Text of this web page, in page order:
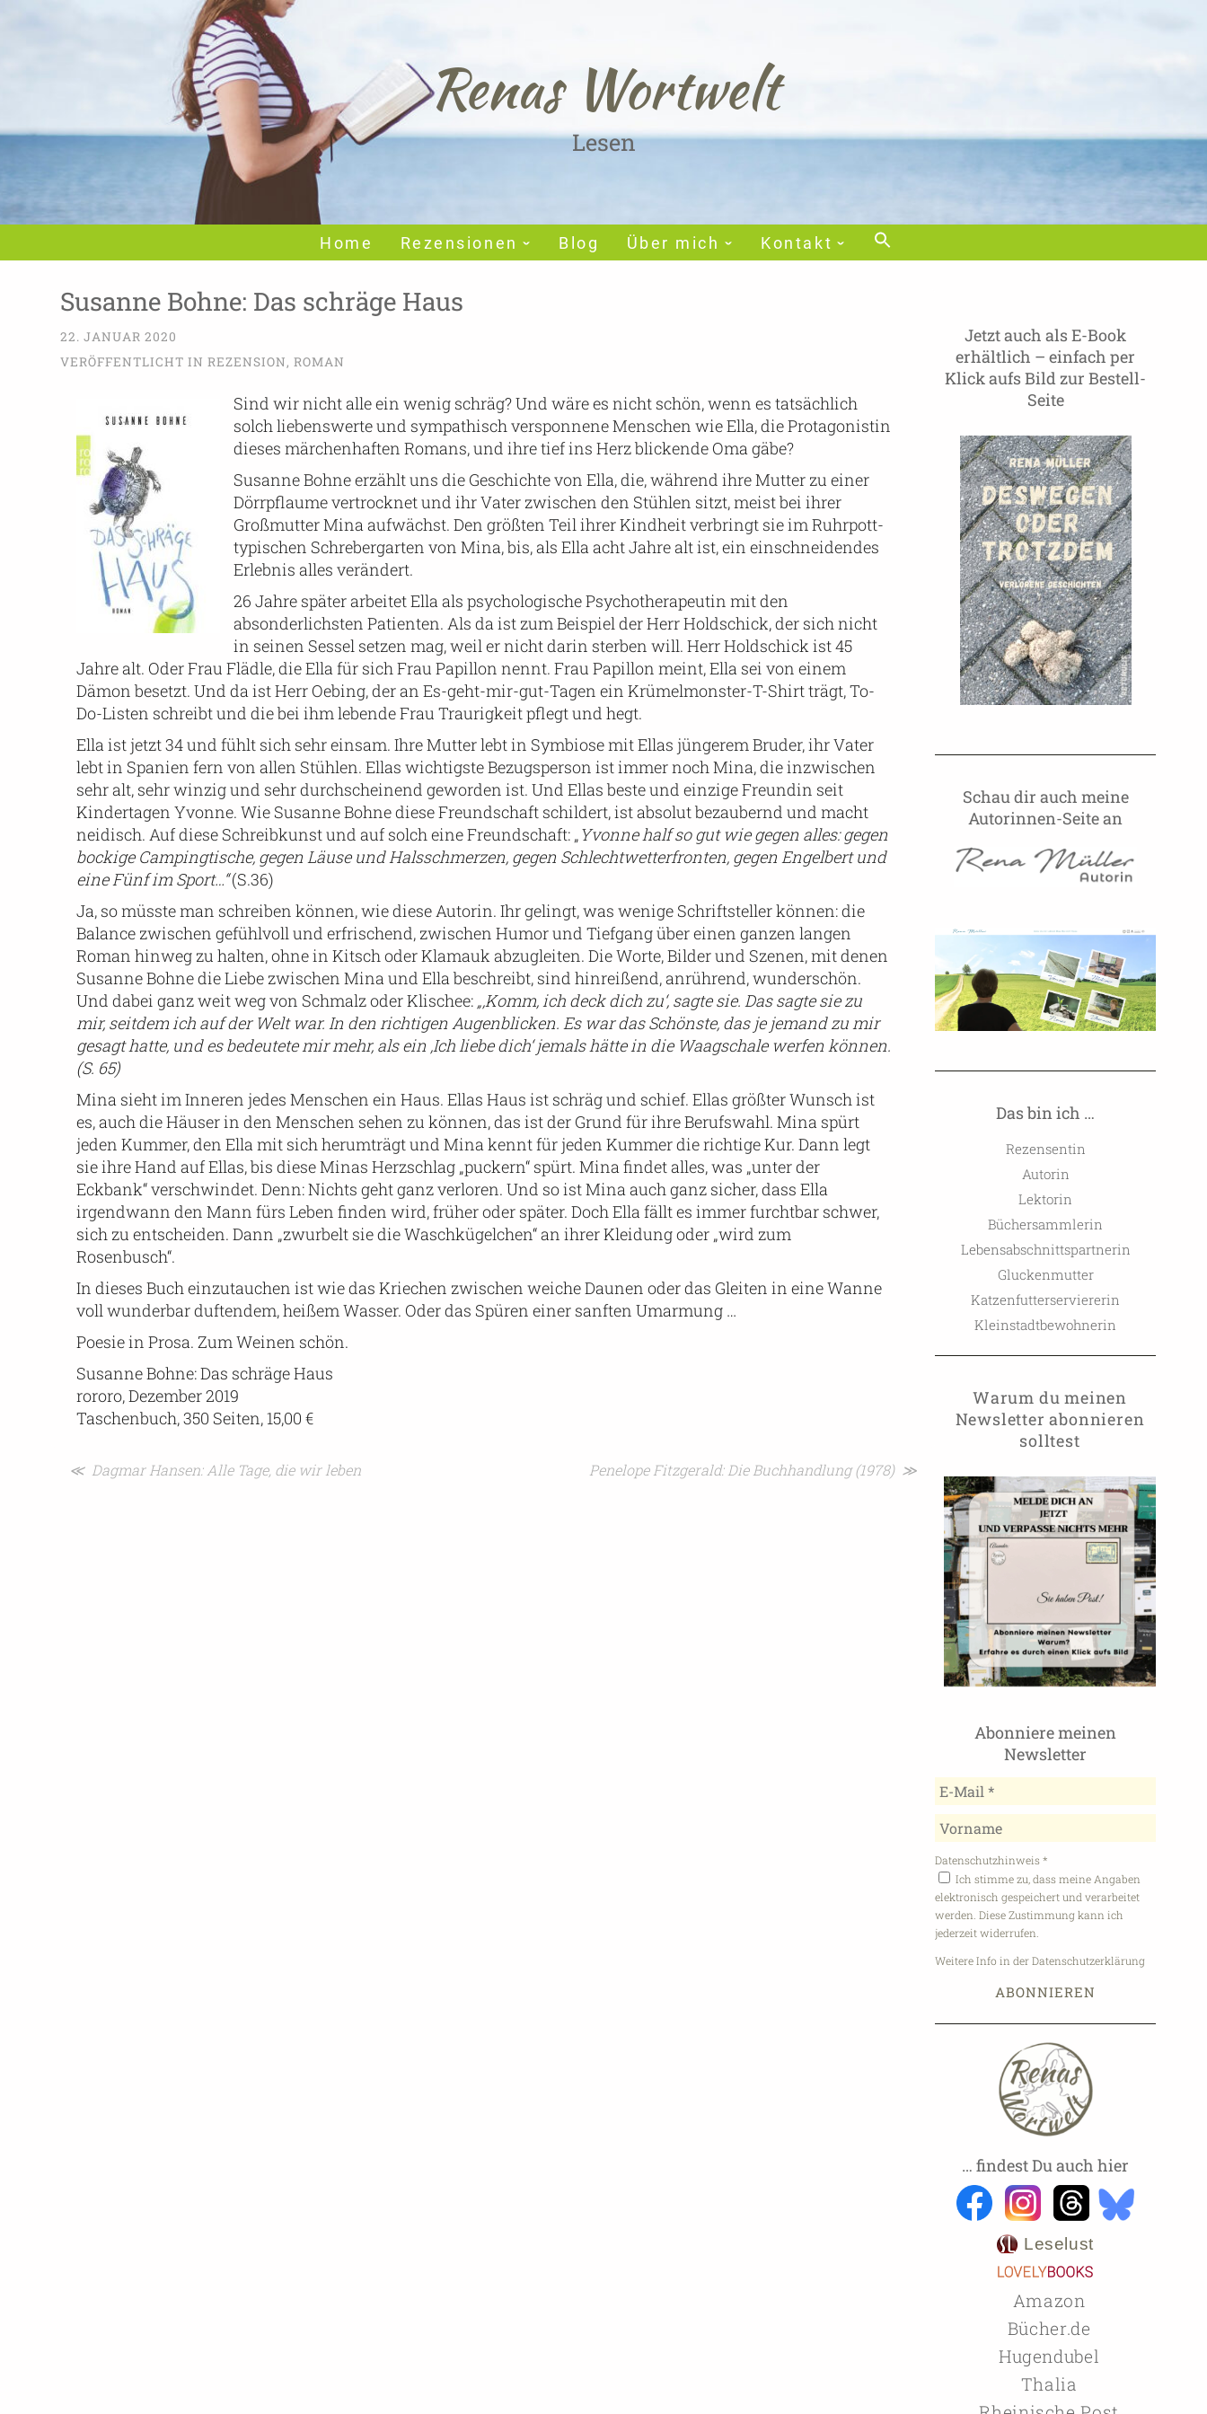
Home Rezensionen Blog Über mich Kontakt
Renas Wortwelt
Lesen
Susanne Bohne: Das schräge Haus
22. JANUAR 2020
VERÖFFENTLICHT IN REZENSION, ROMAN
Sind wir nicht alle ein wenig schräg? Und wäre es nicht schön, wenn es tatsächlich
solch liebenswerte und sympathisch versponnene Menschen wie Ella, die Protagonistin
dieses märchenhaften Romans, und ihre tief ins Herz blickende Oma gäbe?
Susanne Bohne erzählt uns die Geschichte von Ella, die, während ihre Mutter zu einer
Dörrpflaume vertrocknet und ihr Vater zwischen den Stühlen sitzt, meist bei ihrer
Großmutter Mina aufwächst. Den größten Teil ihrer Kindheit verbringt sie im Ruhrpott-
typischen Schrebergarten von Mina, bis, als Ella acht Jahre alt ist, ein einschneidendes
Erlebnis alles verändert.
26 Jahre später arbeitet Ella als psychologische Psychotherapeutin mit den
absonderlichsten Patienten. Als da ist zum Beispiel der Herr Holdschick, der sich nicht
in seinen Sessel setzen mag, weil er nicht darin sterben will. Herr Holdschick ist 45
Jahre alt. Oder Frau Flädle, die Ella für sich Frau Papillon nennt. Frau Papillon meint, Ella sei von einem
Dämon besetzt. Und da ist Herr Oebing, der an Es-geht-mir-gut-Tagen ein Krümelmonster-T-Shirt trägt, To-
Do-Listen schreibt und die bei ihm lebende Frau Traurigkeit pflegt und hegt.
Ella ist jetzt 34 und fühlt sich sehr einsam. Ihre Mutter lebt in Symbiose mit Ellas jüngerem Bruder, ihr Vater
lebt in Spanien fern von allen Stühlen. Ellas wichtigste Bezugsperson ist immer noch Mina, die inzwischen
sehr alt, sehr winzig und sehr durchscheinend geworden ist. Und Ellas beste und einzige Freundin seit
Kindertagen Yvonne. Wie Susanne Bohne diese Freundschaft schildert, ist absolut bezaubernd und macht
neidisch. Auf diese Schreibkunst und auf solch eine Freundschaft: „Yvonne half so gut wie gegen alles: gegen
bockige Campingtische, gegen Läuse und Halsschmerzen, gegen Schlechtwetterfronten, gegen Engelbert und
eine Fünf im Sport…“(S.36)
Ja, so müsste man schreiben können, wie diese Autorin. Ihr gelingt, was wenige Schriftsteller können: die
Balance zwischen gefühlvoll und erfrischend, zwischen Humor und Tiefgang über einen ganzen langen
Roman hinweg zu halten, ohne in Kitsch oder Klamauk abzugleiten. Die Worte, Bilder und Szenen, mit denen
Susanne Bohne die Liebe zwischen Mina und Ella beschreibt, sind hinreißend, anrührend, wunderschön.
Und dabei ganz weit weg von Schmalz oder Klischee: „‚Komm, ich deck dich zu‘, sagte sie. Das sagte sie zu
mir, seitdem ich auf der Welt war. In den richtigen Augenblicken. Es war das Schönste, das je jemand zu mir
gesagt hatte, und es bedeutete mir mehr, als ein ‚Ich liebe dich‘ jemals hätte in die Waagschale werfen können.
(S. 65)
Mina sieht im Inneren jedes Menschen ein Haus. Ellas Haus ist schräg und schief. Ellas größter Wunsch ist
es, auch die Häuser in den Menschen sehen zu können, das ist der Grund für ihre Berufswahl. Mina spürt
jeden Kummer, den Ella mit sich herumträgt und Mina kennt für jeden Kummer die richtige Kur. Dann legt
sie ihre Hand auf Ellas, bis diese Minas Herzschlag „puckern“ spürt. Mina findet alles, was „unter der
Eckbank“ verschwindet. Denn: Nichts geht ganz verloren. Und so ist Mina auch ganz sicher, dass Ella
irgendwann den Mann fürs Leben finden wird, früher oder später. Doch Ella fällt es immer furchtbar schwer,
sich zu entscheiden. Dann „zwurbelt sie die Waschkügelchen“ an ihrer Kleidung oder „wird zum
Rosenbusch“.
In dieses Buch einzutauchen ist wie das Kriechen zwischen weiche Daunen oder das Gleiten in eine Wanne
voll wunderbar duftendem, heißem Wasser. Oder das Spüren einer sanften Umarmung …
Poesie in Prosa. Zum Weinen schön.
Susanne Bohne: Das schräge Haus
rororo, Dezember 2019
Taschenbuch, 350 Seiten, 15,00 €
Beitragsnavigation
≪ Dagmar Hansen: Alle Tage, die wir leben Penelope Fitzgerald: Die Buchhandlung (1978) ≫
Jetzt auch als E-Book
erhältlich – einfach per
Klick aufs Bild zur Bestell-
Seite
Schau dir auch meine
Autorinnen-Seite an
Das bin ich …
Rezensentin
Autorin
Lektorin
Büchersammlerin
Lebensabschnittspartnerin
Gluckenmutter
Katzenfutterserviererin
Kleinstadtbewohnerin
Warum du meinen
Newsletter abonnieren
solltest
Abonniere meinen
Newsletter
Datenschutzhinweis*
Ich stimme zu, dass meine Angaben
elektronisch gespeichert und verarbeitet
werden. Diese Zustimmung kann ich
jederzeit widerrufen.
Weitere Info in der Datenschutzerklärung
… findest Du auch hier
Leselust
Amazon
Bücher.de
Hugendubel
Thalia